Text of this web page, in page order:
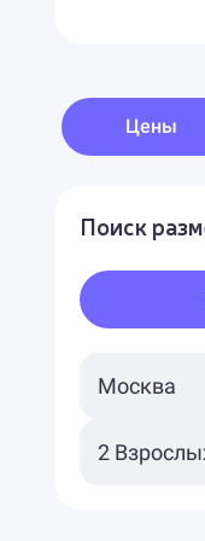
Цены
Поиск